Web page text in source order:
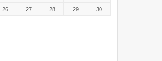
26 27 28 29 30